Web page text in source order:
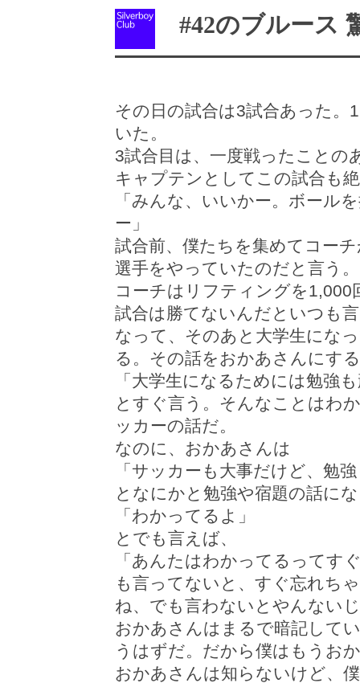
#42のブルース
その日の試合は3試合あった。
いた。
3試合目は、一度戦ったことの
キャプテンとしてこの試合も
「みんな、いいかー。ボール
ー」
試合前、僕たちを集めてコー
選手をやっていたのだと言う。
コーチはリフティングを
試合は勝てないんだといつも
なって、そのあと大学生にな
る。その話をおかあさんにす
「大学生になるためには勉強
とすぐ言う。そんなことはわ
ッカーの話だ。
なのに、おかあさんは
「サッカーも大事だけど、勉
となにかと勉強や宿題の話に
「わかってるよ」
とでも言えば、
「あんたはわかってるってす
も言ってないと、すぐ忘れち
ね、でも言わないとやんない
おかあさんはまるで暗記して
うはずだ。だから僕はもうお
おかあさんは知らないけど、